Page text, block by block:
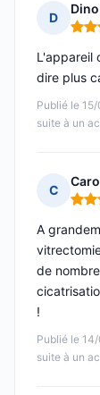
D
Dino
Publié le
suite à un
L'appareil
dire plus
C
Publié le
suite à un
A
de
!